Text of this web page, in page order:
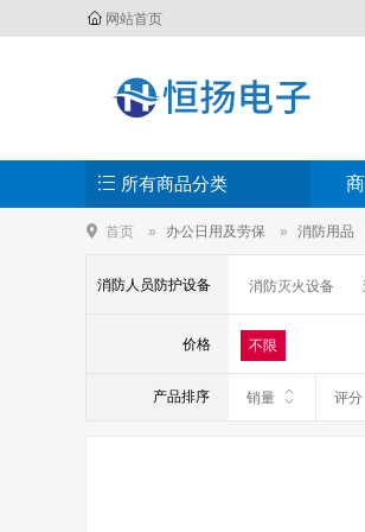
网站首页
所有商品分类
首页 办公日用及劳保 消防用品
消防人员防护设备 消防灭火设备
价格 不限
产品排序 销量 评分